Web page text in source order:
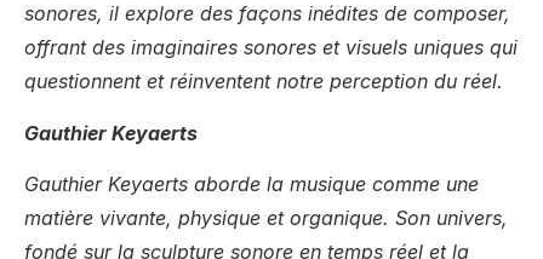
sonores, il explore des façons inédites de composer,
offrant des imaginaires sonores et visuels uniques qui
questionnent et réinventent notre perception du réel.
Gauthier Keyaerts
Gauthier Keyaerts aborde la musique comme une
matière vivante, physique et organique. Son univers,
fondé sur la sculpture sonore en temps réel et la